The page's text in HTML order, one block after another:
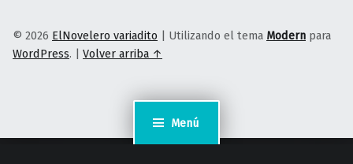
Menú
© 2026 ElNovelero variadito | Utilizando el tema Modern para
WordPress. | Volver arriba ↑